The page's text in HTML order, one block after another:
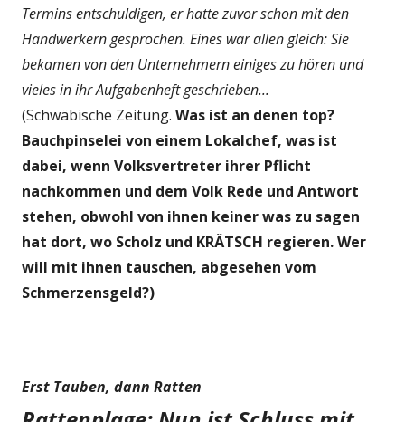
Termins entschuldigen, er hatte zuvor schon mit den
Handwerkern gesprochen. Eines war allen gleich: Sie
bekamen von den Unternehmern einiges zu hören und
vieles in ihr Aufgabenheft geschrieben...
(Schwäbische Zeitung. Was ist an denen top?
Bauchpinselei von einem Lokalchef, was ist
dabei, wenn Volksvertreter ihrer Pflicht
nachkommen und dem Volk Rede und Antwort
stehen, obwohl von ihnen keiner was zu sagen
hat dort, wo Scholz und KRÄTSCH regieren. Wer
will mit ihnen tauschen, abgesehen vom
Schmerzensgeld?)
Erst Tauben, dann Ratten